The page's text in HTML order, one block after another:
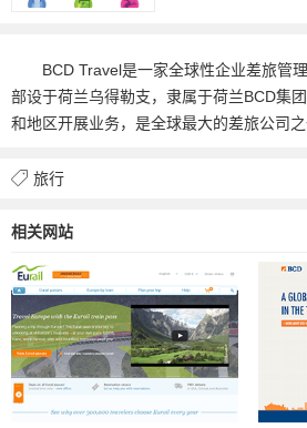
BCD Travel是一家全球性企业差旅管
部设于荷兰乌得勒支，隶属于荷兰BCD集
和地区开展业务，是全球最大的差旅公司之
旅行
相关网站